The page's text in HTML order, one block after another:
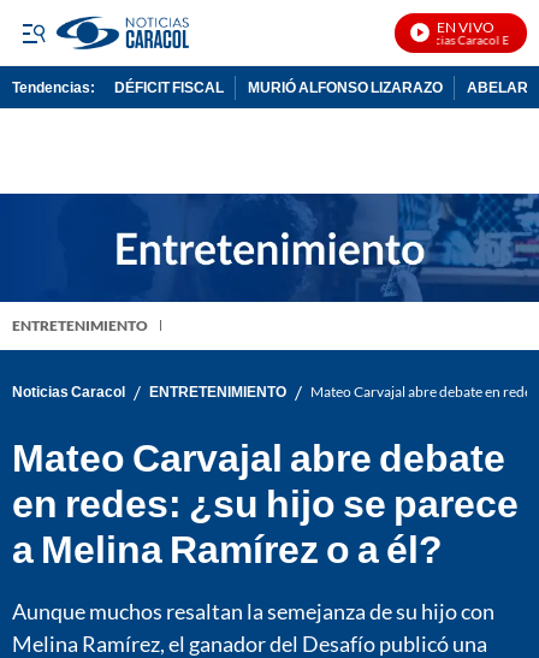
EN VIVO
Noticias Caracol En Vivo
Tendencias: DÉFICIT FISCAL MURIÓ ALFONSO LIZARAZO
ENTRETENIMIENTO
Noticias Caracol / ENTRETENIMIENTO / Mateo Carvajal abre debate en
Mateo Carvajal abre debate
en redes: ¿su hijo se parece
a Melina Ramírez o a él?
Aunque muchos resaltan la semejanza de su hijo con
Melina Ramírez, el ganador del Desafío publicó una